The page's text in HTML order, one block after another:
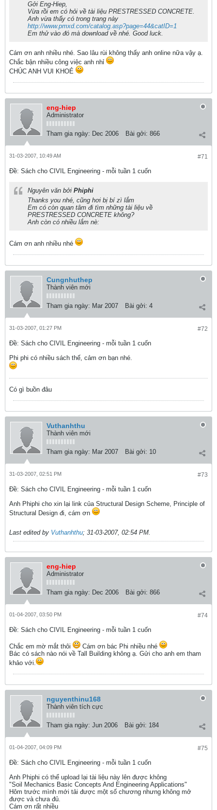
Gởi Eng-Hiep,
Vừa rồi em có hỏi về tài liệu PRESTRESSED CONCRETE.
Anh vừa thấy có trong trang này
http://www.pmxd.com/catalog.asp?page=44&catID=1
Em thử vào đó mà download về nhé. Good luck.
Cám ơn anh nhiều nhé. Sao lâu rùi không thấy anh online nữa vậy ạ.
Chắc bận nhiều công việc anh nhỉ
CHÚC ANH VUI KHOẺ
eng-hiep
Administrator
Tham gia ngày: Dec 2006 Bài gởi: 866
#71
31-03-2007, 10:49 AM
Ðề: Sách cho CIVIL Engineering - mỗi tuần 1 cuốn
Nguyên văn bởi Phiphi
Thanks you nhé, cũng hơi bị bí zì lắm
Em có còn quan tâm đi tìm những tài liệu về
PRESTRESSED CONCRETE không?
Anh còn có nhiều lắm nè:
Cám ơn anh nhiều nhé
Cungnhuthep
Thành viên mới
Tham gia ngày: Mar 2007 Bài gởi: 4
#72
31-03-2007, 01:27 PM
Ðề: Sách cho CIVIL Engineering - mỗi tuần 1 cuốn
Phi phi có nhiều sách thế, cảm ơn bạn nhé.
Có gì buồn đâu
Vuthanhthu
Thành viên mới
Tham gia ngày: Mar 2007 Bài gởi: 10
#73
31-03-2007, 02:51 PM
Ðề: Sách cho CIVIL Engineering - mỗi tuần 1 cuốn
Anh Phiphi cho xin lại link của Structural Design Scheme, Principle of
Structural Design đi, cám ơn
Last edited by Vuthanhthu; 31-03-2007, 02:54 PM.
eng-hiep
Administrator
Tham gia ngày: Dec 2006 Bài gởi: 866
#74
01-04-2007, 03:50 PM
Ðề: Sách cho CIVIL Engineering - mỗi tuần 1 cuốn
Chắc em mờ mắt thôi
Cám ơn bác Phi nhiều nhé
Bác có sách nào nói về Tall Building không ạ. Gửi cho anh em tham
khảo với.
nguyenthinu168
Thành viên tích cực
Tham gia ngày: Jun 2006 Bài gởi: 184
#75
01-04-2007, 04:09 PM
Ðề: Sách cho CIVIL Engineering - mỗi tuần 1 cuốn
Anh Phiphi có thể upload lại tài liệu này lên được không
"Soil Mechanics Basic Concepts And Engineering Applications"
Hôm trước mình mới tải được một số chương nhưng không mở
được và chưa đủ.
Cám ơn rất nhiều